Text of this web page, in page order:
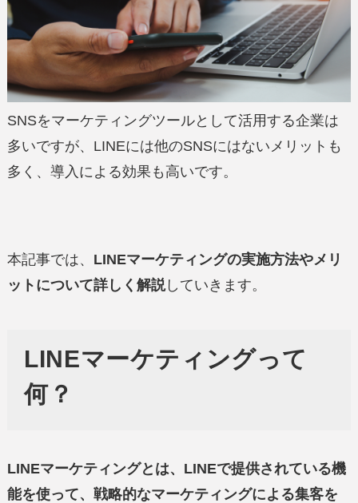
SNSをマーケティングツールとして活用する企業は
多いですが、LINEには他のSNSにはないメリットも
多く、導入による効果も高いです。
本記事では、 LINEマーケティングの実施方法やメリ
ットについて詳しく解説していきます。
LINEマーケティングって
何？
LINEマーケティングとは、LINEで提供されている機
能を使って、戦略的なマーケティングによる集客を